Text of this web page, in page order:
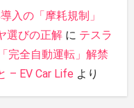
入の「摩耗規制」
選びの正解に テスラ
完全自動運転」解禁
– EV Car Life より